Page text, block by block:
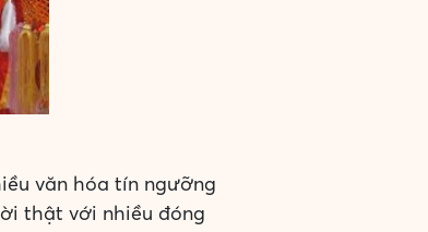
văn hóa tín ngưỡng
thật với nhiều đóng